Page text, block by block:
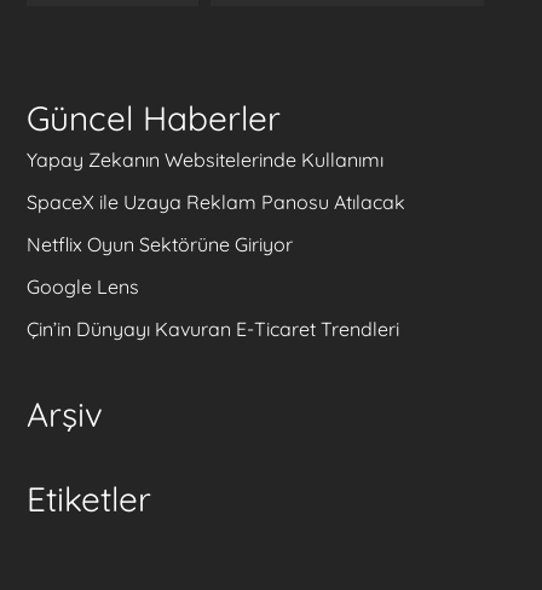
Güncel Haberler
Yapay Zekanın Websitelerinde Kullanımı
SpaceX ile Uzaya Reklam Panosu Atılacak
Netflix Oyun Sektörüne Giriyor
Google Lens
Çin’in Dünyayı Kavuran E-Ticaret Trendleri
Arşiv
Etiketler